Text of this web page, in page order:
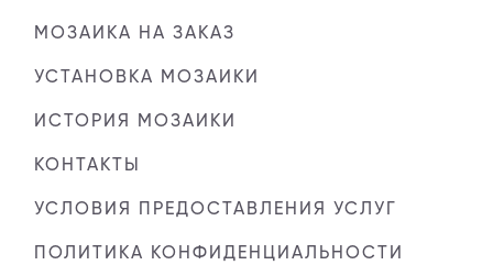
МОЗАИКА НА ЗАКАЗ
УСТАНОВКА МОЗАИКИ
ИСТОРИЯ МОЗАИКИ
КОНТАКТЫ
УСЛОВИЯ ПРЕДОСТАВЛЕНИЯ УСЛУГ
ПОЛИТИКА КОНФИДЕНЦИАЛЬНОСТИ